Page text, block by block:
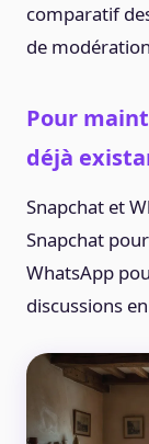
comparatif
de
Pour
déjà
Snapchat et
Snapchat
WhatsApp
discussions